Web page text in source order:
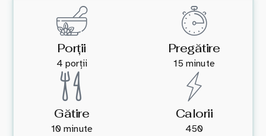
Porții
4 porții
Pregătire
15 minute
Gătire
10 minute
Calorii
450